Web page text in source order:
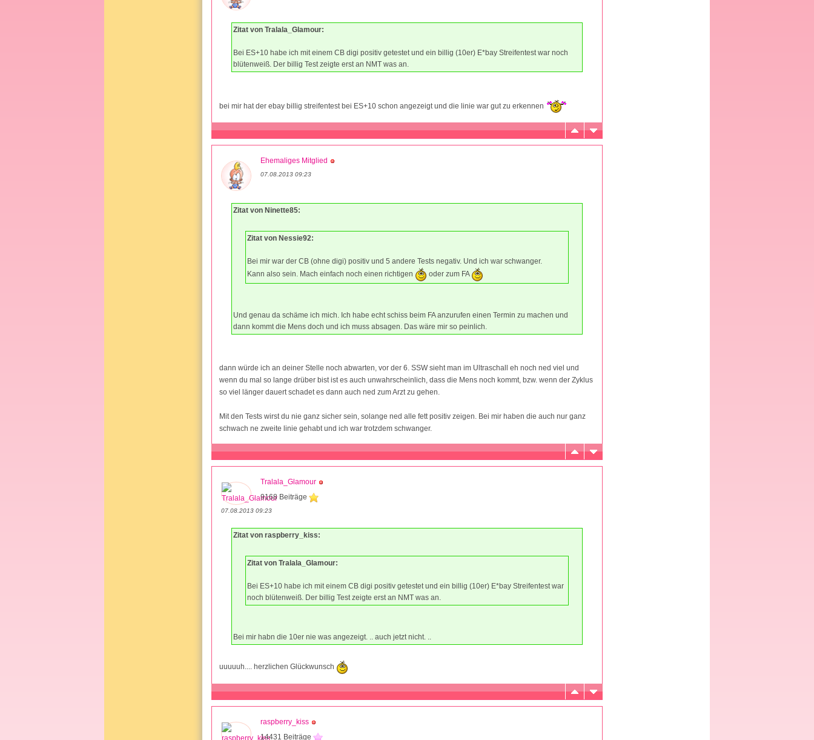
Zitat von Tralala_Glamour:
Bei ES+10 habe ich mit einem CB digi positiv getestet und ein billig (10er) E*bay Streifentest war noch
blütenweiß. Der billig Test zeigte erst an NMT was an.
bei mir hat der ebay billig streifentest bei ES+10 schon angezeigt und die linie war gut zu erkennen
Ehemaliges Mitglied
07.08.2013 09:23
Zitat von Ninette85:
Zitat von Nessie92:
Bei mir war der CB (ohne digi) positiv und 5 andere Tests negativ. Und ich war schwanger.
Kann also sein. Mach einfach noch einen richtigen
oder zum FA
Und genau da schäme ich mich. Ich habe echt schiss beim FA anzurufen einen Termin zu machen und
dann kommt die Mens doch und ich muss absagen. Das wäre mir so peinlich.
dann würde ich an deiner Stelle noch abwarten, vor der 6. SSW sieht man im Ultraschall eh noch ned viel und
wenn du mal so lange drüber bist ist es auch unwahrscheinlich, dass die Mens noch kommt, bzw. wenn der Zyklus
so viel länger dauert schadet es dann auch ned zum Arzt zu gehen.
Mit den Tests wirst du nie ganz sicher sein, solange ned alle fett positiv zeigen. Bei mir haben die auch nur ganz
schwach ne zweite linie gehabt und ich war trotzdem schwanger.
Tralala_Glamour
9168 Beiträge
07.08.2013 09:23
Zitat von raspberry_kiss:
Zitat von Tralala_Glamour:
Bei ES+10 habe ich mit einem CB digi positiv getestet und ein billig (10er) E*bay Streifentest war
noch blütenweiß. Der billig Test zeigte erst an NMT was an.
Bei mir habn die 10er nie was angezeigt. .. auch jetzt nicht. ..
uuuuuh.... herzlichen Glückwunsch
raspberry_kiss
14431 Beiträge